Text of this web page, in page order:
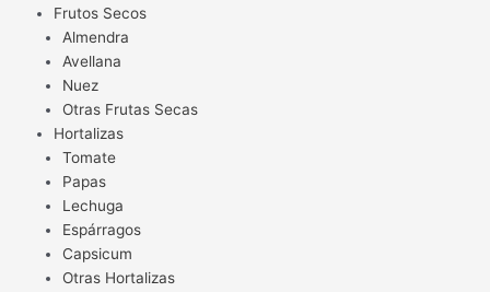
Frutos Secos
Almendra
Avellana
Nuez
Otras Frutas Secas
Hortalizas
Tomate
Papas
Lechuga
Espárragos
Capsicum
Otras Hortalizas